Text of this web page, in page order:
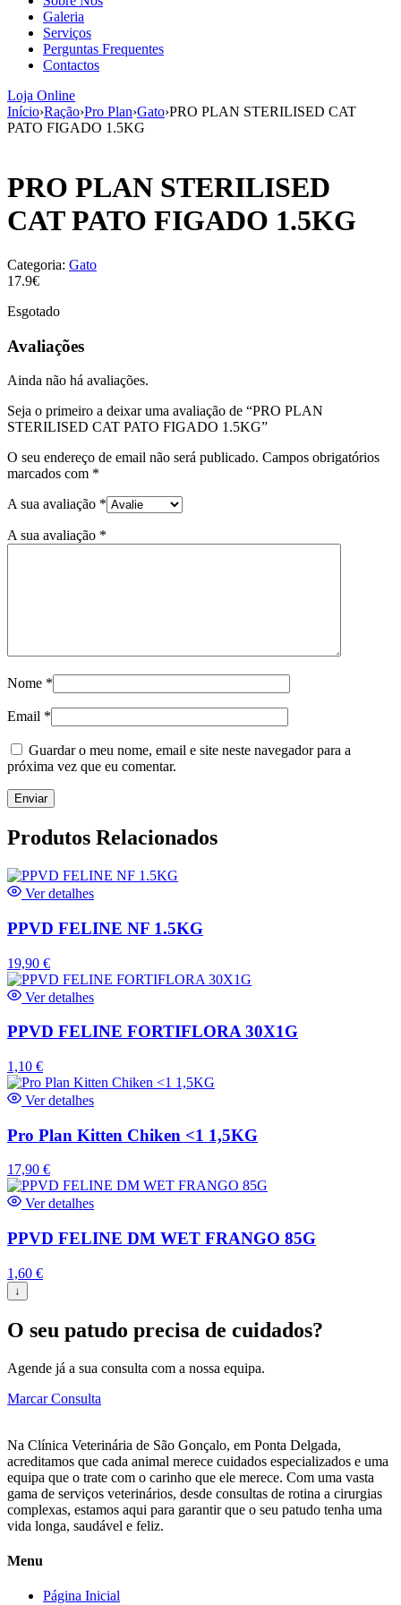
Galeria
Serviços
Perguntas Frequentes
Contactos
Loja Online
Início›Ração›Pro Plan›Gato›PRO PLAN STERILISED CAT
PATO FIGADO 1.5KG
PRO PLAN STERILISED
CAT PATO FIGADO 1.5KG
Categoria: Gato
17.9€
Esgotado
Avaliações
Ainda não há avaliações.
Seja o primeiro a deixar uma avaliação de “PRO PLAN
STERILISED CAT PATO FIGADO 1.5KG”
O seu endereço de email não será publicado. Campos obrigatórios
marcados com *
A sua avaliação *
A sua avaliação *
Nome *
Email *
Guardar o meu nome, email e site neste navegador para a
próxima vez que eu comentar.
Produtos Relacionados
Ver detalhes
PPVD FELINE NF 1.5KG
19,90 €
Ver detalhes
PPVD FELINE FORTIFLORA 30X1G
1,10 €
Ver detalhes
Pro Plan Kitten Chiken <1 1,5KG
17,90 €
Ver detalhes
PPVD FELINE DM WET FRANGO 85G
1,60 €
↓
O seu patudo precisa de cuidados?
Agende já a sua consulta com a nossa equipa.
Marcar Consulta
Na Clínica Veterinária de São Gonçalo, em Ponta Delgada,
acreditamos que cada animal merece cuidados especializados e uma
equipa que o trate com o carinho que ele merece. Com uma vasta
gama de serviços veterinários, desde consultas de rotina a cirurgias
complexas, estamos aqui para garantir que o seu patudo tenha uma
vida longa, saudável e feliz.
Menu
Página Inicial
aumenta a
probabilidade
de ver
conteúdo e
ofertas